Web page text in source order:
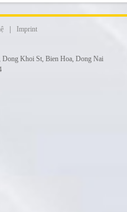
Imprint
Dong Khoi St, Bien Hoa, Dong Nai